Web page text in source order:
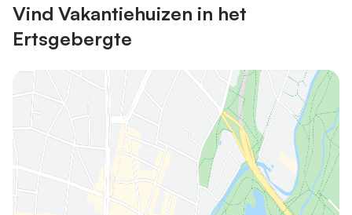
Vind Vakantiehuizen in het
Ertsgebergte